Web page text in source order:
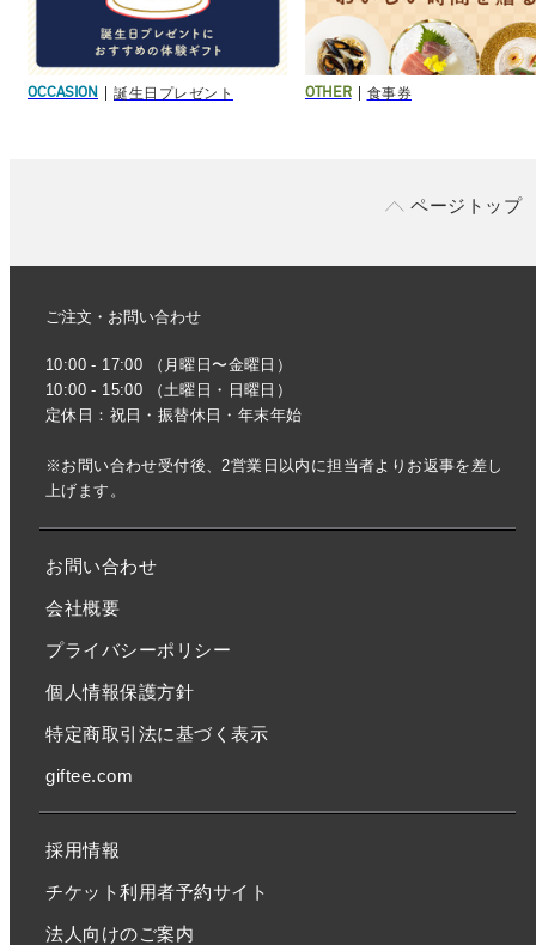
OCCASION 誕生日プレゼント OTHER 食事券
ページトップ
ご注文・お問い合わせ
10:00 - 17:00 （月曜日〜金曜日）
10:00 - 15:00 （土曜日・日曜日）
定休日：祝日・振替休日・年末年始
※お問い合わせ受付後、2営業日以内に担当者よりお返事を差し
上げます。
お問い合わせ
会社概要
プライバシーポリシー
個人情報保護方針
特定商取引法に基づく表示
giftee.com
採用情報
チケット利用者予約サイト
法人向けのご案内